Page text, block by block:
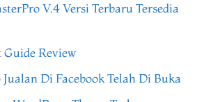
V.4 Versi Terbaru Tersedia
Review
Jualan Di Facebook Telah Di Buka